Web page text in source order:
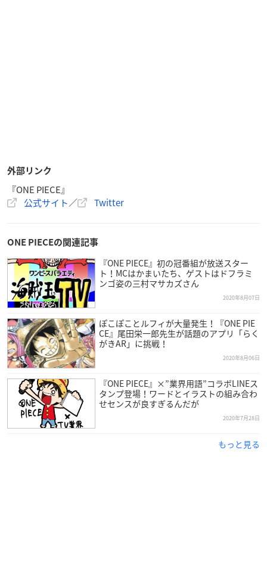
外部リンク
『ONE PIECE』
公式サイト／ Twitter
ONE PIECEの関連記事
『ONE PIECE』初の冠番組が放送スター
ト！MCはかまいたち、ゲストはドフラミ
ンゴ姿の三村マサカズさん
2020年8月07日
ぽこぽことルフィが大量発生！『ONE PIE
CE』尾田栄一郎先生が話題のアプリ「らく
がきAR」に挑戦！
2020年8月06日
『ONE PIECE』×”業界用語”コラボLINEス
タンプ登場！ワードとイラストの組み合わ
せセンスが良すぎるんだが
2020年7月28日
もっと見る